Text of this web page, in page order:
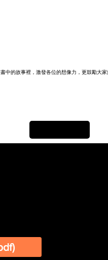
中的故事裡，激發各位的想像力，更鼓勵大